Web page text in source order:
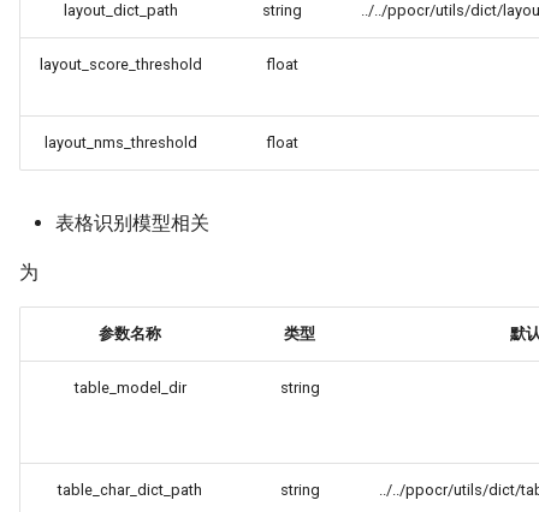
layout_dict_path string ../../ppocr/utils/dict/
layout_score_threshold float
layout_nms_threshold float
表格识别模型相关
为
参数名称 类型 默
table_model_dir string
table_char_dict_path string ../../ppocr/utils/dict/